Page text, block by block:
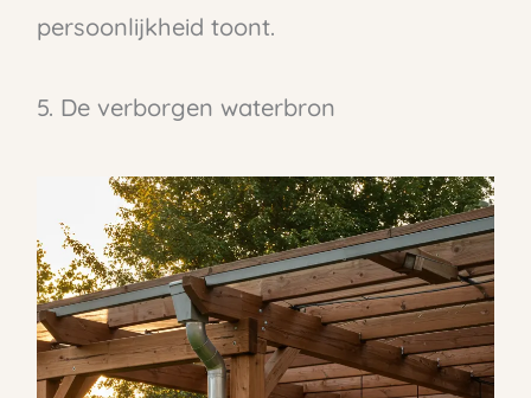
persoonlijkheid toont.
5. De verborgen waterbron